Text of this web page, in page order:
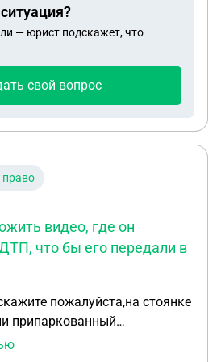
— юрист подскажет, что
свой вопрос
видео, где он
что бы его передали в
пожалуйста,на стоянке
припаркованный
об этом только вечером.